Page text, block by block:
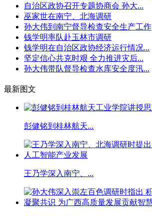
自治区政协召开专题协商会 孙大...
巫家世在南宁、北海调研
孙大伟到南宁督导检查安全生产工作
钱学明率队赴玉林市调研
钱学明在自治区政协经济运行情况...
坚定信心共克时艰 全力推进灾后...
孙大伟带队督导检查水库安全度汛...
最新图文
彭健铭到桂林航天...
王乃学深入南宁、...